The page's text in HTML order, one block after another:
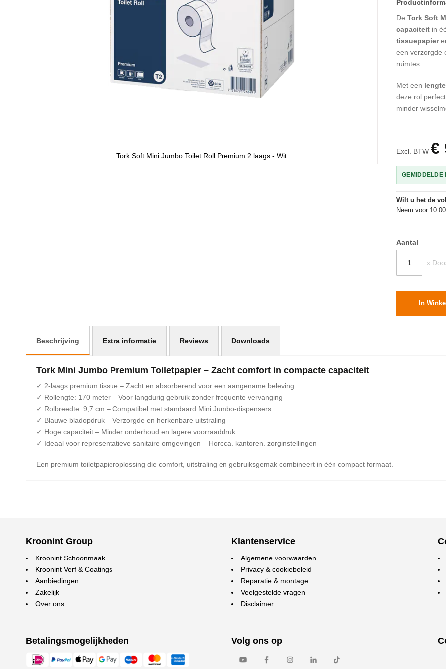
De Tork Soft
capaciteit in
tissuepapier
een verzorgde
ruimtes.
Met een
deze rol
minder
Excl. BTW €
GEMIDDELDE
Wilt u het de
Neem voor
Aantal
x
In
Tork Soft Mini Jumbo Toilet Roll Premium 2 laags - Wit
Beschrijving
Tork Mini Jumbo Premium Toiletpapier – Zacht comfort in compacte capaciteit
✓ 2-laags premium tissue – Zacht en absorberend voor een aangename beleving
✓ Rollengte: 170 meter – Voor langdurig gebruik zonder frequente vervanging
✓ Rolbreedte: 9,7 cm – Compatibel met standaard Mini Jumbo-dispensers
✓ Blauwe bladopdruk – Verzorgde en herkenbare uitstraling
✓ Hoge capaciteit – Minder onderhoud en lagere voorraaddruk
✓ Ideaal voor representatieve sanitaire omgevingen – Horeca, kantoren, zorginstellingen
Een premium toiletpapieroplossing die comfort, uitstraling en gebruiksgemak combineert in één compact formaat.
Extra informatie Reviews Downloads
Kroonint Group
Kroonint Schoonmaak
Kroonint Verf & Coatings
Aanbiedingen
Zakelijk
Over ons
Betalingsmogelijkheden
Klantenservice
Algemene voorwaarden
Privacy & cookiebeleid
Reparatie & montage
Veelgestelde vragen
Disclaimer
Volg ons op